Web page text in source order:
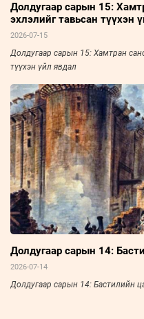
Долдугаар сарын 15:
эхлэлийг тавьсан түүхэн
2026-07-15
Долдугаар сарын 15: Хамтран
түүхэн үйл явдал
Долдугаар сарын 14:
2026-07-14
Долдугаар сарын 14: Бастилийн